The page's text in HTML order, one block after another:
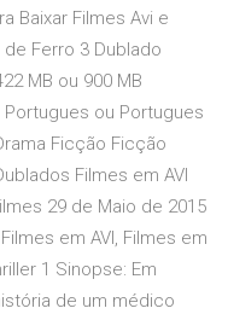
Baixar Filmes Avi e
Ferro 3 Dublado
MB ou 900 MB
Portugues ou Portugues
Ficção Ficção
Filmes em AVI
29 de Maio de 2015
em AVI, Filmes em
1 Sinopse: Em
de um médico